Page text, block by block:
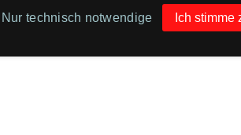
Nur technisch notwendige Ich stimme